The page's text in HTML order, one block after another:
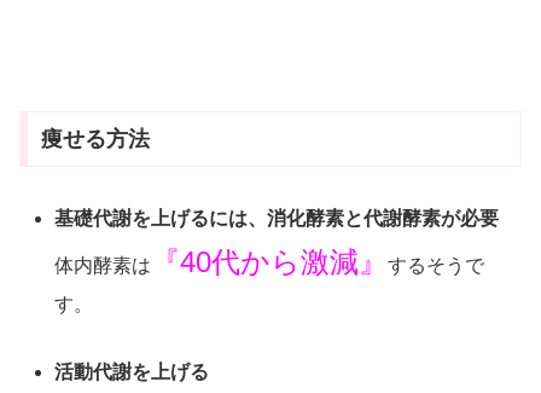
痩せる方法
基礎代謝を上げるには、消化酵素と代謝酵素が必要
体内酵素は 『40代から激減』するそうで
す。
活動代謝を上げる